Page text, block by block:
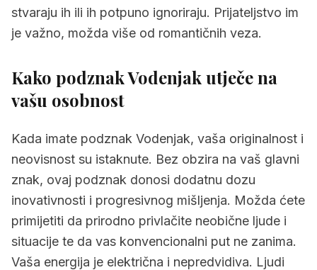
3.6 Djevica i podznak Vodenjak
3.7
Vaga i podznak Vodenjak
Strijelac i podznak Vodenjak
Vodenjak i podznak Vodenjak
3.12 Ribe i podznak Vodenjak
4. Podznak Vodenjak u ljubavi i odnosima
5.
Karijera i profesionalni život za podznak
Vodenjak
stvaraju ih ili ih potpuno ignoriraju. Prijateljstvo im
je važno, možda više od romantičnih veza.
Kako podznak Vodenjak utječe na
vašu osobnost
Kada imate podznak Vodenjak, vaša originalnost i
neovisnost su istaknute. Bez obzira na vaš glavni
znak, ovaj podznak donosi dodatnu dozu
inovativnosti i progresivnog mišljenja. Možda ćete
primijetiti da prirodno privlačite neobične ljude i
situacije te da vas konvencionalni put ne zanima.
Vaša energija je električna i nepredvidiva. Ljudi